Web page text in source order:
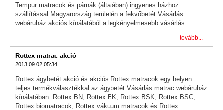
Tempur matracok és párnák (általában) ingyenes házhoz
szállítással Magyarország területén a fekvőbetét Vásárlás
webáruház akciós kínálatából a legkényelmesebb vásárlás...
tovább...
Rottex matrac akció
2013.09.02 05:34
Rottex ágybetét akció és akciós Rottex matracok egy helyen
teljes termékválasztékkal az ágybetét Vásárlás matrac webáruház
kínálatában: Rottex BN, Rottex BK, Rottex BSK, Rottex BSC,
Rottex biomatracok, Rottex vákuum matracok és Rottex